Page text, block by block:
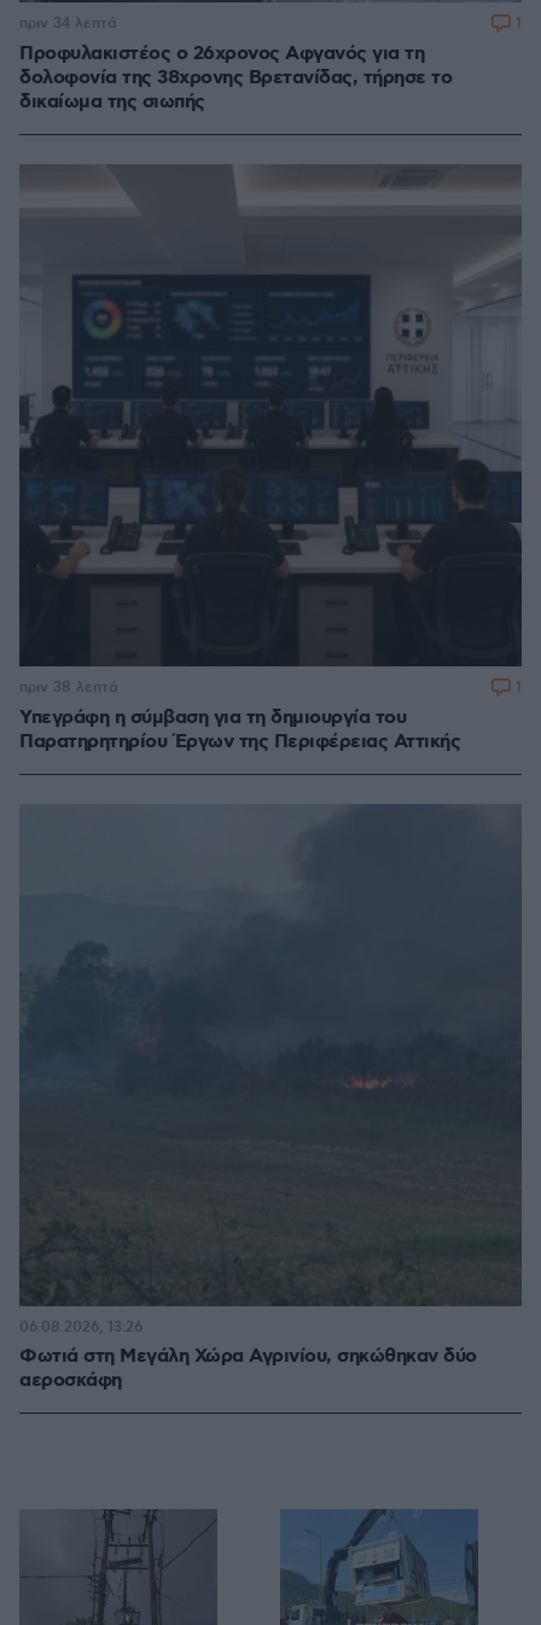
Προφυλακιστέος ο 26χρονος Αφγανός για τη
δολοφονία της 38χρονης Βρετανίδας, τήρησε το
δικαίωμα της σιωπής
πριν 34 λεπτά 1
Υπεγράφη η σύμβαση για τη δημιουργία του
Παρατηρητηρίου Έργων της Περιφέρειας Αττικής
πριν 38 λεπτά 1
Φωτιά στη Μεγάλη Χώρα Αγρινίου, σηκώθηκαν δύο
αεροσκάφη
06.08.2026, 13:26